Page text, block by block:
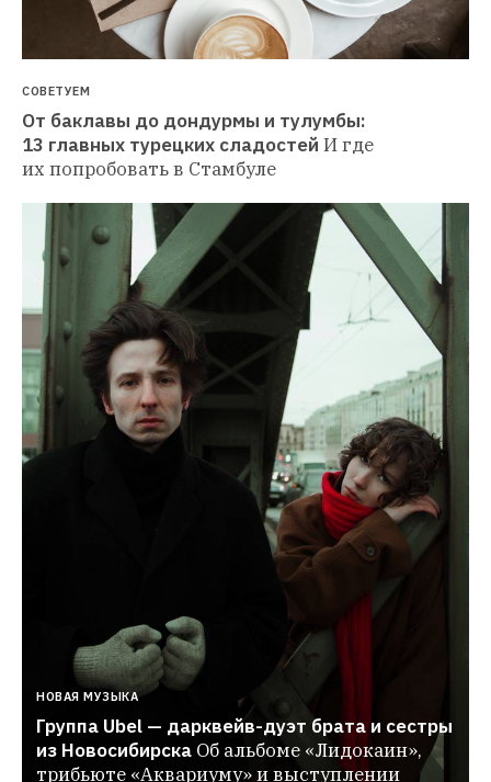
СОВЕТУЕМ
От баклавы до дондурмы и тулумбы:
13 главных турецких сладостей И где
их попробовать в Стамбуле
НОВАЯ МУЗЫКА
Группа Ubel — дарквейв-дуэт брата и сестры
из Новосибирска Об альбоме «Лидокаин»,
трибьюте «Аквариуму» и выступлении